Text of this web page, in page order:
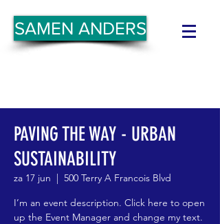
SAMEN ANDERS
PAVING THE WAY - URBAN
SUSTAINABILITY
za 17 jun
  |
500 Terry A Francois Blvd
I’m an event description. Click here to open
up the Event Manager and change my text.